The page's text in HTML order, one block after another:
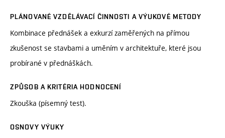
PLÁNOVANÉ VZDĚLÁVACÍ ČINNOSTI A VÝUKOVÉ METODY
Kombinace přednášek a exkurzí zaměřených na přímou
zkušenost se stavbami a uměním v architektuře, které jsou
probírané v přednáškách.
ZPŮSOB A KRITÉRIA HODNOCENÍ
Zkouška (písemný test).
OSNOVY VÝUKY